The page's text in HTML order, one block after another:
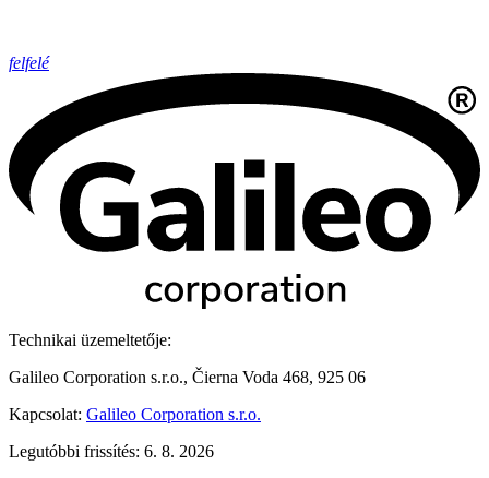
felfelé
Technikai üzemeltetője:
Galileo Corporation s.r.o., Čierna Voda 468, 925 06
Kapcsolat: Galileo Corporation s.r.o.
Legutóbbi frissítés: 6. 8. 2026